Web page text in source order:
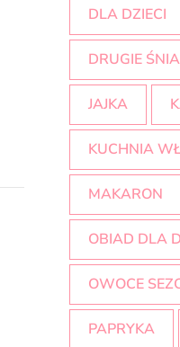
DLA DZIECI
DRUGIE
JAJKA
KUCHNIA
MAKARON
OBIAD DLA
OWOCE
PAPRYKA